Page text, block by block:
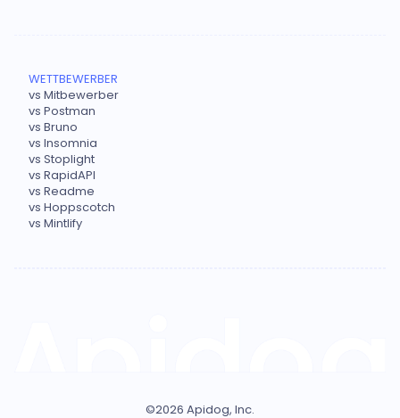
WETTBEWERBER
vs Mitbewerber
vs Postman
vs Bruno
vs Insomnia
vs Stoplight
vs RapidAPI
vs Readme
vs Hoppscotch
vs Mintlify
©2026 Apidog, Inc.